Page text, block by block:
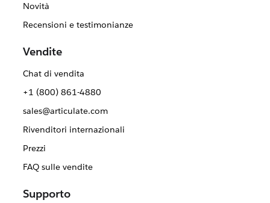
Novità
Recensioni e testimonianze
Vendite
Chat di vendita
+1 (800) 861-4880
sales@articulate.com
Rivenditori internazionali
Prezzi
FAQ sulle vendite
Supporto